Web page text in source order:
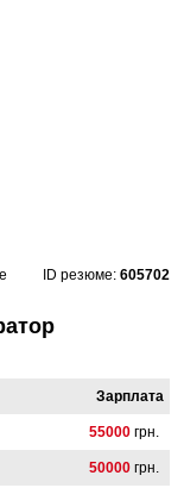
ID резюме: 605702
Зарплата
55000 грн.
50000 грн.